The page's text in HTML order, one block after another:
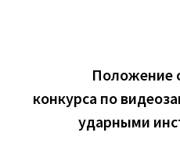
Положение
конкурса по
ударными